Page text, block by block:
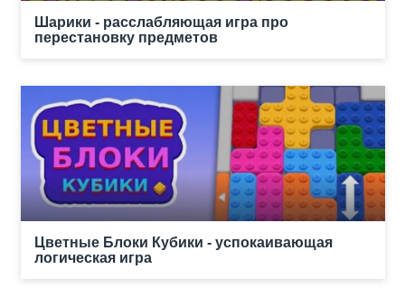
Шарики - расслабляющая игра про
перестановку предметов
Цветные Блоки Кубики - успокаивающая
логическая игра